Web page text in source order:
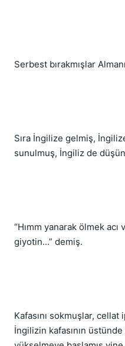
Serbest bırakmışlar
Sıra İngilize gelmiş,
sunulmuş, İngiliz de
“Hımm yanarak ölmek
giyotin...” demiş.
Kafasını sokmuşlar,
İngilizin kafasının